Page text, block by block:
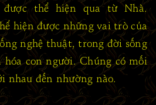
thể hiện qua từ Nhà.
hiện được những vai trò của
nghệ thuật, trong đời sống
con người. Chúng có mối
nhau đến nhường nào.